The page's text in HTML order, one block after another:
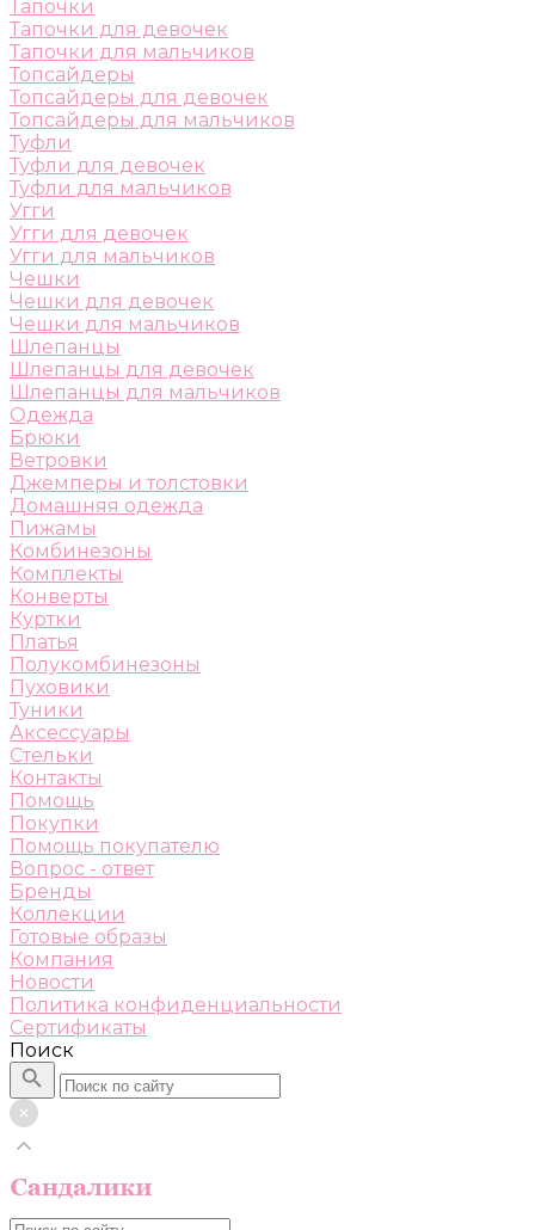
Тапочки
Тапочки для девочек
Тапочки для мальчиков
Топсайдеры
Топсайдеры для девочек
Топсайдеры для мальчиков
Туфли
Туфли для девочек
Туфли для мальчиков
Угги
Угги для девочек
Угги для мальчиков
Чешки
Чешки для девочек
Чешки для мальчиков
Шлепанцы
Шлепанцы для девочек
Шлепанцы для мальчиков
Одежда
Брюки
Ветровки
Джемперы и толстовки
Домашняя одежда
Пижамы
Комбинезоны
Комплекты
Конверты
Куртки
Платья
Полукомбинезоны
Пуховики
Туники
Аксессуары
Стельки
Контакты
Помощь
Покупки
Помощь покупателю
Вопрос - ответ
Бренды
Коллекции
Готовые образы
Компания
Новости
Политика конфиденциальности
Сертификаты
Поиск